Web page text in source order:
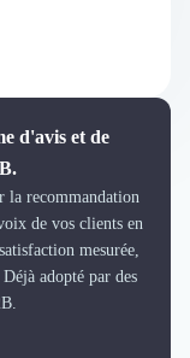
d'avis et de
la recommandation
de vos clients en
mesurée,
adopté par des